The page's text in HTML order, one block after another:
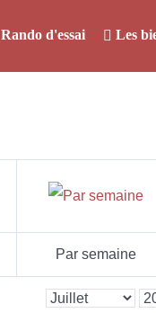
Rando d'essai Les
Par semaine